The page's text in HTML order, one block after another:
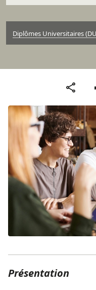
Diplômes Universitaires
Partager
Présentation